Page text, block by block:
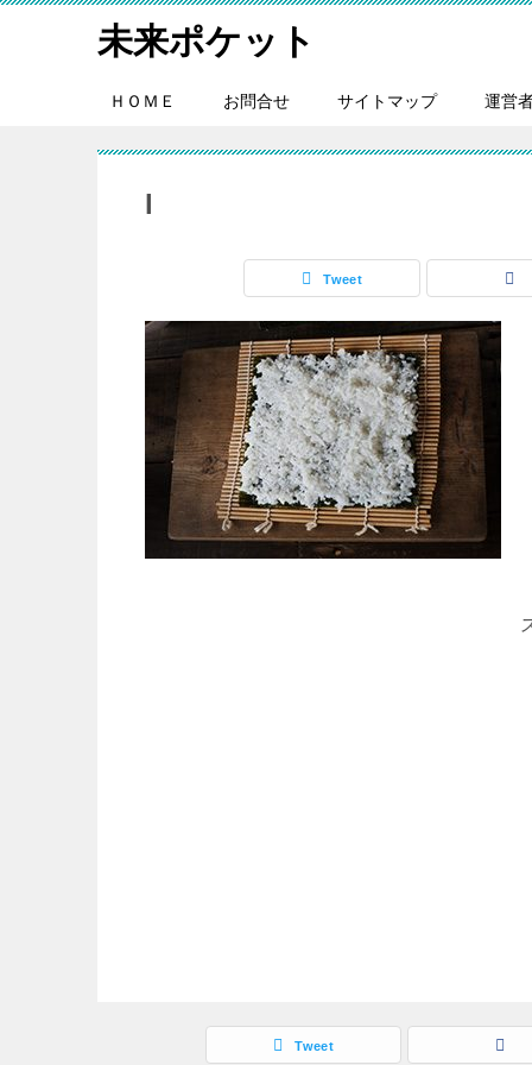
未来ポケット
ＨＯＭＥ お問合せ サイトマップ 運営
l
Tweet
Tweet